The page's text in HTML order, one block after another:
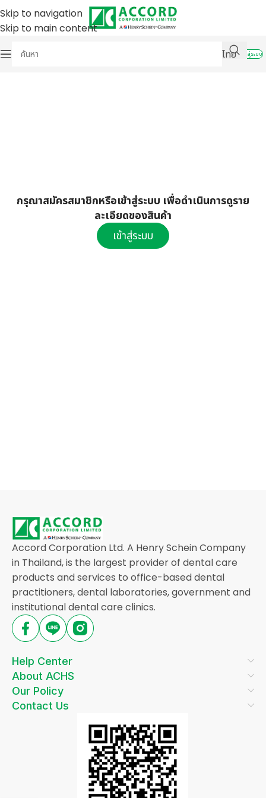
Skip to navigation
Skip to main content
ไทย
เข้าสู่ระบบ
กรุณาสมัครสมาชิกหรือเข้าสู่ระบบ เพื่อดำเนินการดูราย
ละเอียดของสินค้า
เข้าสู่ระบบ
Accord Corporation Ltd. A Henry Schein Company
in Thailand, is the largest provider of dental care
products and services to office-based dental
practitioners, dental laboratories, government and
institutional dental care clinics.
Help Center
About ACHS
Our Policy
Contact Us